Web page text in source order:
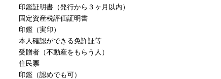
印鑑証明書（発行から３ヶ月以内）
固定資産税評価証明書
印鑑（実印）
本人確認ができる免許証等
受贈者（不動産をもらう人）
住民票
印鑑（認めでも可）